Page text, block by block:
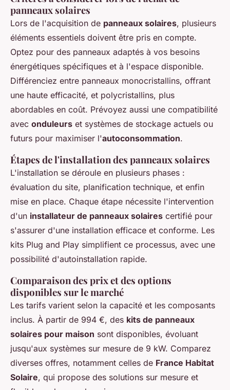
panneaux solaires
Lors de l'acquisition de panneaux solaires, plusieurs
éléments essentiels doivent être pris en compte.
Optez pour des panneaux adaptés à vos besoins
énergétiques spécifiques et à l'espace disponible.
Différenciez entre panneaux monocristallins, offrant
une haute efficacité, et polycristallins, plus
abordables en coût. Prévoyez aussi une compatibilité
avec onduleurs et systèmes de stockage actuels ou
futurs pour maximiser l'autoconsommation.
Étapes de l'installation des panneaux solaires
L'installation se déroule en plusieurs phases :
évaluation du site, planification technique, et enfin
mise en place. Chaque étape nécessite l'intervention
d'un installateur de panneaux solaires certifié pour
s'assurer d'une installation efficace et conforme. Les
kits Plug and Play simplifient ce processus, avec une
possibilité d'autoinstallation rapide.
Comparaison des prix et des options
disponibles sur le marché
Les tarifs varient selon la capacité et les composants
inclus. À partir de 994 €, des kits de panneaux
solaires pour maison sont disponibles, évoluant
jusqu'aux systèmes sur mesure de 9 kW. Comparez
diverses offres, notamment celles de France Habitat
Solaire, qui propose des solutions sur mesure et